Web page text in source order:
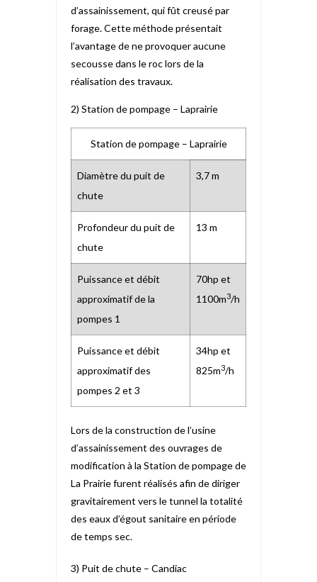
d’assainissement, qui fût creusé par
forage. Cette méthode présentait
l’avantage de ne provoquer aucune
secousse dans le roc lors de la
réalisation des travaux.
2) Station de pompage – Laprairie
Station de pompage – Laprairie
Diamètre du puit de
chute
3,7 m
Profondeur du puit de
chute
13 m
Puissance et débit
approximatif de la
pompes 1
70hp et
1100m3/h
Puissance et débit
approximatif des
pompes 2 et 3
34hp et
825m3/h
Lors de la construction de l’usine
d’assainissement des ouvrages de
modification à la Station de pompage de
La Prairie furent réalisés afin de diriger
gravitairement vers le tunnel la totalité
des eaux d’égout sanitaire en période
de temps sec.
3) Puit de chute – Candiac